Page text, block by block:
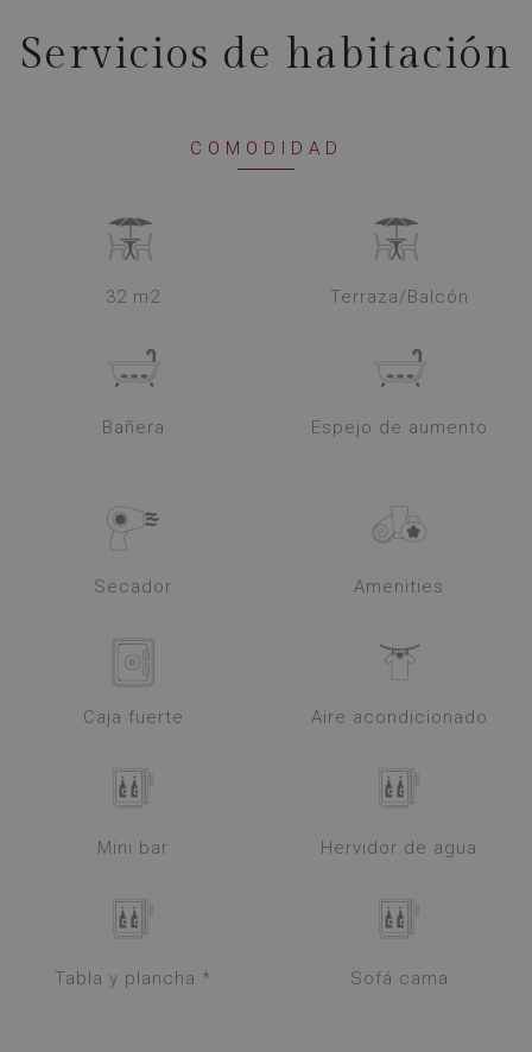
Servicios de habitación
COMODIDAD
32 m2 Terraza/Balcón
Bañera Espejo de aumento
Secador Amenities
Caja fuerte Aire acondicionado
Mini bar Hervidor de agua
Tabla y plancha * Sofá cama